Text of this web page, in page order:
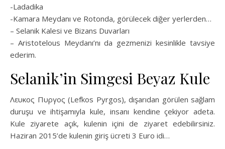
-Ladadika
-Kamara Meydanı ve Rotonda, görülecek diğer yerlerden…
– Selanik Kalesi ve Bizans Duvarları
– Aristotelous Meydanı’nı da gezmenizi kesinlikle tavsiye
ederim.
Selanik’in Simgesi Beyaz Kule
Λευκος Πυργος (Lefkos Pyrgos), dışarıdan görülen sağlam
duruşu ve ihtişamıyla kule, insanı kendine çekiyor adeta.
Kule ziyarete açık, kulenin içini de ziyaret edebilirsiniz.
Haziran 2015’de kulenin giriş ücreti 3 Euro idi…